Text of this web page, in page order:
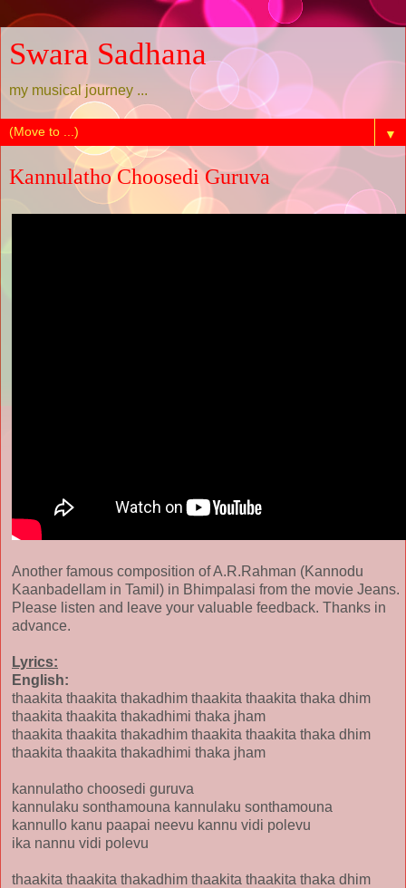
Swara Sadhana
my musical journey ...
▼
Kannulatho Choosedi Guruva
Another famous composition of A.R.Rahman (Kannodu
Kaanbadellam in Tamil) in Bhimpalasi from the movie Jeans.
Please listen and leave your valuable feedback. Thanks in
advance.
Lyrics:
English:
thaakita thaakita thakadhim thaakita thaakita thaka dhim
thaakita thaakita thakadhimi thaka jham
thaakita thaakita thakadhim thaakita thaakita thaka dhim
thaakita thaakita thakadhimi thaka jham
kannulatho choosedi guruva
kannulaku sonthamouna kannulaku sonthamouna
kannullo kanu paapai neevu kannu vidi polevu
ika nannu vidi polevu
thaakita thaakita thakadhim thaakita thaakita thaka dhim